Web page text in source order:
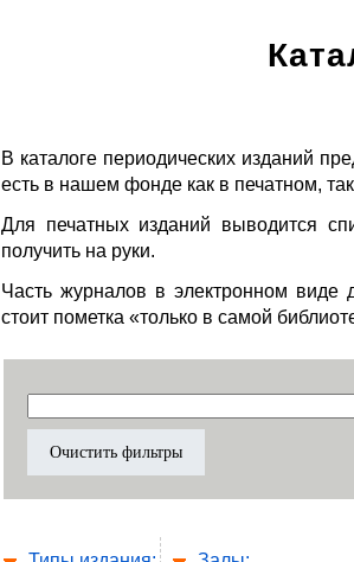
В каталоге периодических изданий
есть в нашем фонде как в печатном,
Для печатных изданий выводится
получить на руки.
Часть журналов в электронном виде
стоит пометка «только в самой